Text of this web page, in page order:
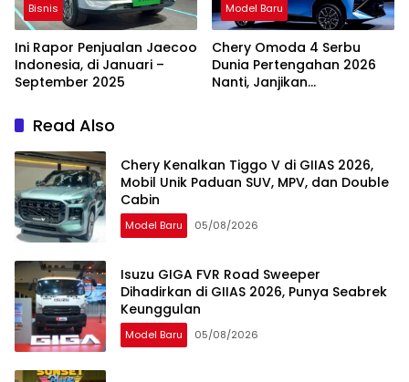
Bisnis
Ini Rapor Penjualan Jaecoo
Indonesia, di Januari –
September 2025
Model Baru
Chery Omoda 4 Serbu
Dunia Pertengahan 2026
Nanti, Janjikan
Read Also
Chery Kenalkan Tiggo V di GIIAS 2026,
Mobil Unik Paduan SUV, MPV, dan Double
Cabin
Model Baru 05/08/2026
Isuzu GIGA FVR Road Sweeper
Dihadirkan di GIIAS 2026, Punya Seabrek
Keunggulan
Model Baru 05/08/2026